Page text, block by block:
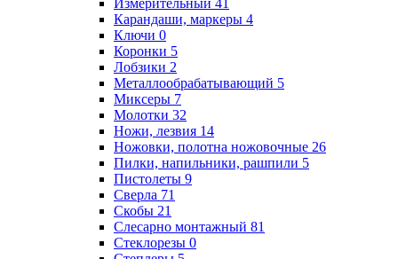
Измерительный 41
Карандаши, маркеры 4
Ключи 0
Коронки 5
Лобзики 2
Металлообрабатывающий 5
Миксеры 7
Молотки 32
Ножи, лезвия 14
Ножовки, полотна ножовочные 26
Пилки, напильники, рашпили 5
Пистолеты 9
Сверла 71
Скобы 21
Слесарно монтажный 81
Стеклорезы 0